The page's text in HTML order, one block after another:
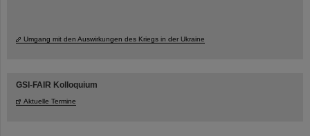
Umgang mit den Auswirkungen des Kriegs in der Ukraine
GSI-FAIR Kolloquium
Aktuelle Termine